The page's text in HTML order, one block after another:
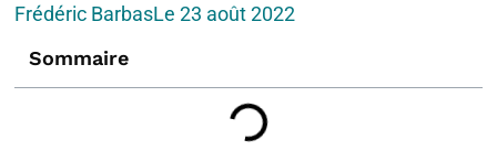
Frédéric BarbasLe 23 août 2022
Sommaire